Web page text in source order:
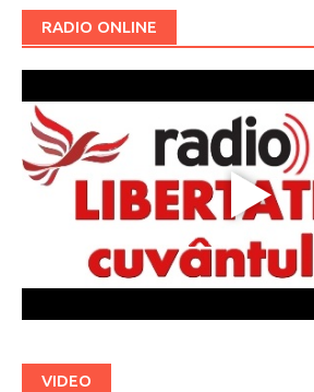
RADIO ONLINE
VIDEO